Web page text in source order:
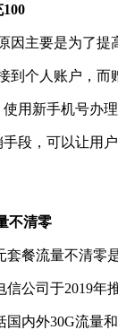
因主要是为了
到个人账户，
用新手机号办
段，可以让用
不清零
餐流量不清零
信公司于2019
内外30G流量